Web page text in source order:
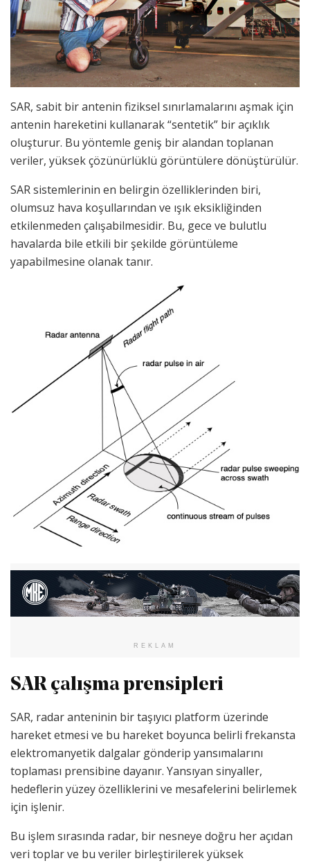
SAR, sabit bir antenin fiziksel sınırlamalarını aşmak için
antenin hareketini kullanarak “sentetik” bir açıklık
oluşturur. Bu yöntemle geniş bir alandan toplanan
veriler, yüksek çözünürlüklü görüntülere dönüştürülür.
SAR sistemlerinin en belirgin özelliklerinden biri,
olumsuz hava koşullarından ve ışık eksikliğinden
etkilenmeden çalışabilmesidir. Bu, gece ve bulutlu
havalarda bile etkili bir şekilde görüntüleme
yapabilmesine olanak tanır.
REKLAM
SAR çalışma prensipleri
SAR, radar anteninin bir taşıyıcı platform üzerinde
hareket etmesi ve bu hareket boyunca belirli frekansta
elektromanyetik dalgalar gönderip yansımalarını
toplaması prensibine dayanır. Yansıyan sinyaller,
hedeflerin yüzey özelliklerini ve mesafelerini belirlemek
için işlenir.
Bu işlem sırasında radar, bir nesneye doğru her açıdan
veri toplar ve bu veriler birleştirilerek yüksek